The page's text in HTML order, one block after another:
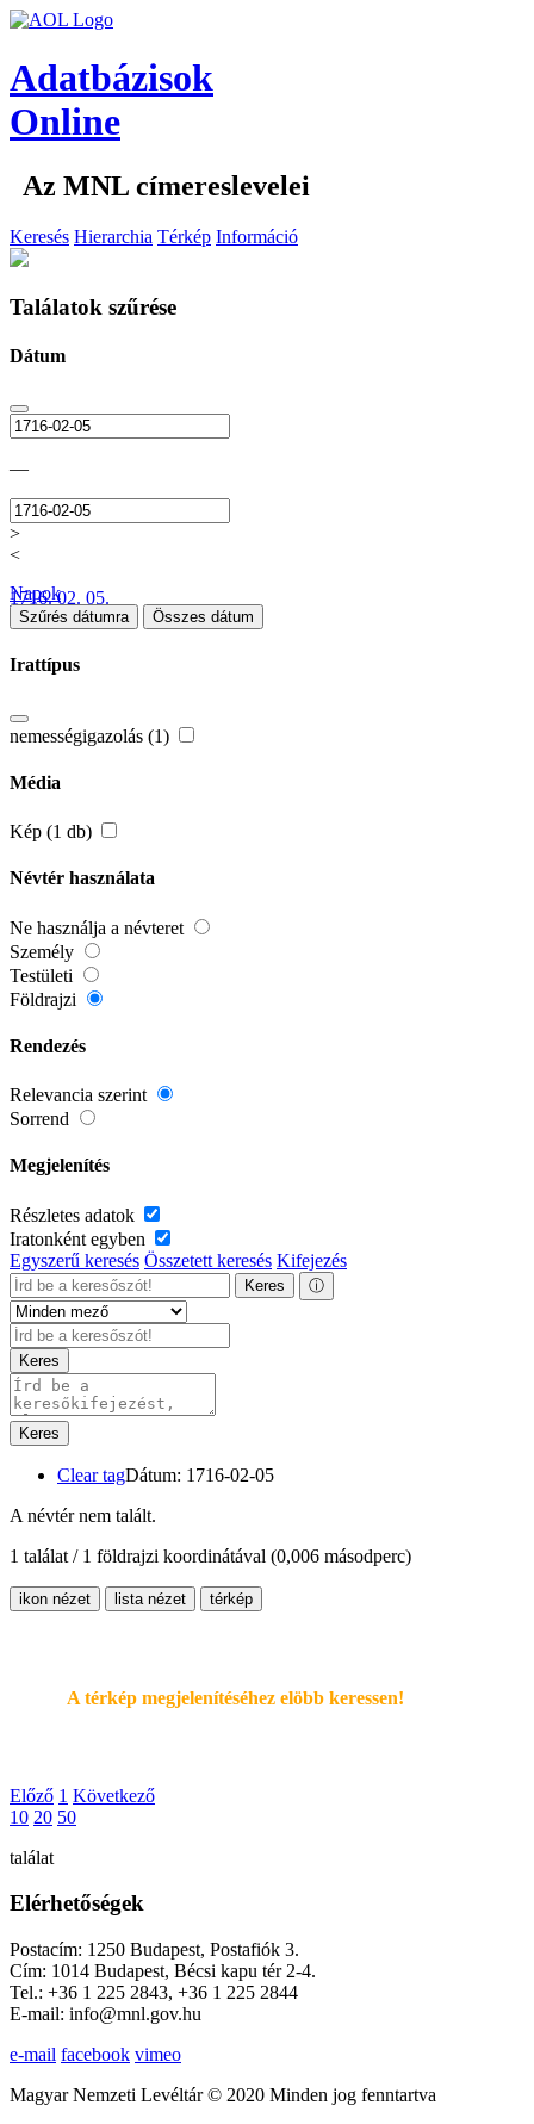
Adatbázisok
Online
Az MNL címereslevelei
Keresés Hierarchia Térkép Információ
Találatok szűrése
Dátum
—
>
<
1716. 02. 05.
Napok
Szűrés dátumra Összes dátum
Irattípus
nemességigazolás (1)
Média
Kép (1 db)
Névtér használata
Ne használja a névteret
Személy
Testületi
Földrajzi
Rendezés
Relevancia szerint
Sorrend
Megjelenítés
Részletes adatok
Iratonként egyben
Egyszerű keresés Összetett keresés Kifejezés
Keres ⓘ
Keres
Keres
Clear tagDátum: 1716-02-05
A névtér nem talált.
1 találat / 1 földrajzi koordinátával (0,006 másodperc)
ikon nézet lista nézet térkép
A térkép megjelenítéséhez elöbb keressen!
Előző 1 Következő
10 20 50
találat
Elérhetőségek
Postacím: 1250 Budapest, Postafiók 3.
Cím: 1014 Budapest, Bécsi kapu tér 2-4.
Tel.: +36 1 225 2843, +36 1 225 2844
E-mail: info@mnl.gov.hu
e-mail facebook vimeo
Magyar Nemzeti Levéltár © 2020 Minden jog fenntartva